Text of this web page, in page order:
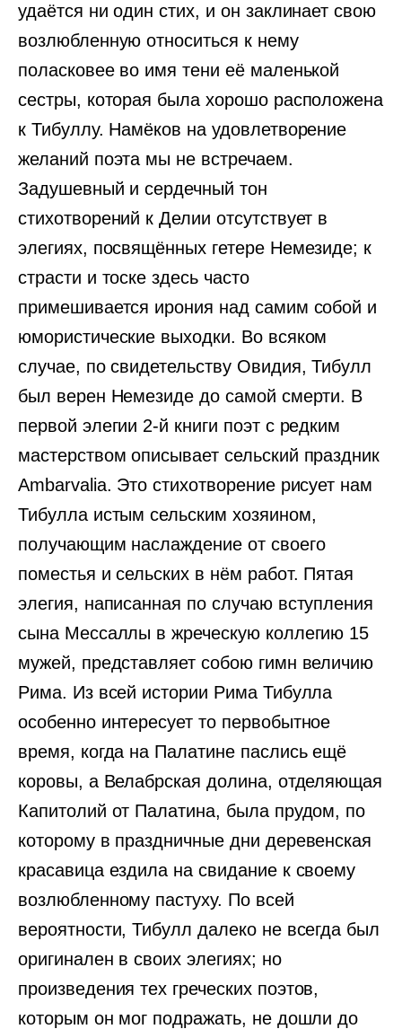
удаётся ни один стих, и он заклинает свою
возлюбленную относиться к нему
поласковее во имя тени её маленькой
сестры, которая была хорошо расположена
к Тибуллу. Намёков на удовлетворение
желаний поэта мы не встречаем.
Задушевный и сердечный тон
стихотворений к Делии отсутствует в
элегиях, посвящённых гетере Немезиде; к
страсти и тоске здесь часто
примешивается ирония над самим собой и
юмористические выходки. Во всяком
случае, по свидетельству Овидия, Тибулл
был верен Немезиде до самой смерти. В
первой элегии 2-й книги поэт с редким
мастерством описывает сельский праздник
Ambarvalia. Это стихотворение рисует нам
Тибулла истым сельским хозяином,
получающим наслаждение от своего
поместья и сельских в нём работ. Пятая
элегия, написанная по случаю вступления
сына Мессаллы в жреческую коллегию 15
мужей, представляет собою гимн величию
Рима. Из всей истории Рима Тибулла
особенно интересует то первобытное
время, когда на Палатине паслись ещё
коровы, а Велабрская долина, отделяющая
Капитолий от Палатина, была прудом, по
которому в праздничные дни деревенская
красавица ездила на свидание к своему
возлюбленному пастуху. По всей
вероятности, Тибулл далеко не всегда был
оригинален в своих элегиях; но
произведения тех греческих поэтов,
которым он мог подражать, не дошли до